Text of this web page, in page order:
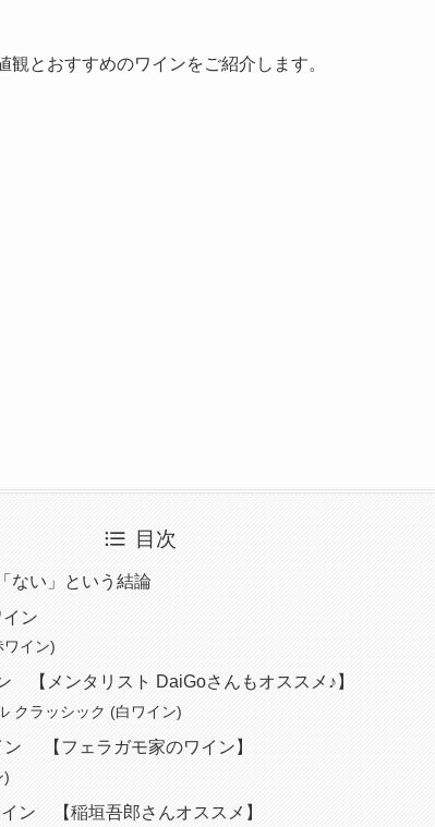
とおすすめのワインをご紹介します。
目次
ない」という結論
ン
イン)
【メンタリスト DaiGoさんもオススメ♪】
クラッシック (白ワイン)
ン 【フェラガモ家のワイン】
)
ン 【稲垣吾郎さんオススメ】